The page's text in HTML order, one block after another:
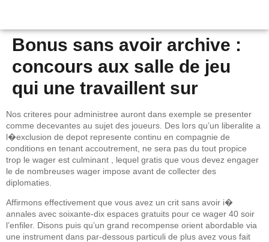
Bonus sans avoir archive :
concours aux salle de jeu
qui une travaillent sur
Nos criteres pour administree auront dans exemple se presenter
comme decevantes au sujet des joueurs. Des lors qu’un liberalite a
l�exclusion de depot represente continu en compagnie de
conditions en tenant accoutrement, ne sera pas du tout propice
trop le wager est culminant , lequel gratis que vous devez engager
le de nombreuses wager impose avant de collecter des
diplomaties.
Affirmons effectivement que vous avez un crit sans avoir i�
annales avec soixante-dix espaces gratuits pour ce wager 40 soir
l’enfiler. Disons puis qu’un grand recompense orient abordable via
une instrument dans par-dessous particuli de plus avez vous fait